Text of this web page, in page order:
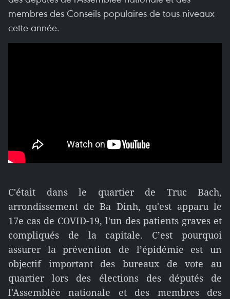
membres des Conseils populaires de tous niveaux
cette année.
C'était dans le quartier de Truc Bach,
arrondissement de Ba Dinh, qu'est apparu le
17e cas de COVID-19, l'un des patients graves et
compliqués de la capitale. C’est pourquoi
assurer la prévention de l’épidémie est un
objectif important des bureaux de vote au
quartier lors des élections des députés de
l'Assemblée nationale et des membres des